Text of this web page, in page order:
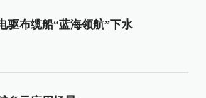
驱布缆船“蓝海领航”下水